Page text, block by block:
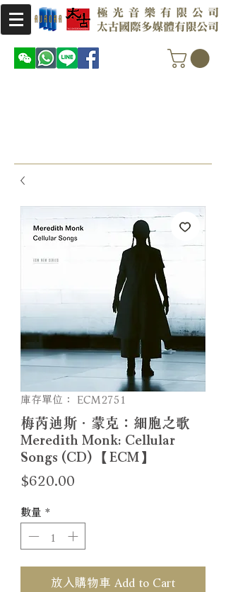
庫存單位： ECM2751
梅芮迪斯．蒙克：細胞之歌
Meredith Monk: Cellular
Songs (CD) 【ECM】
$620.00
數量 *
放入購物車 Add to Cart